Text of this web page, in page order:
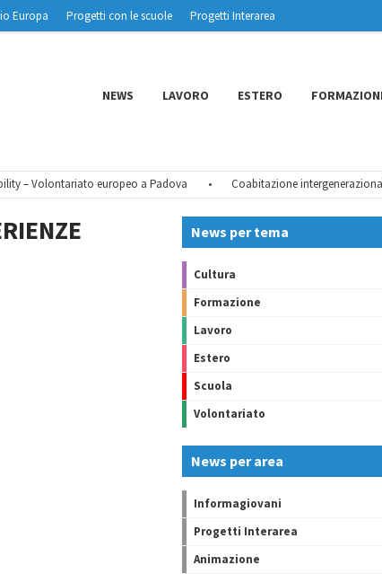
Europa Progetti con le scuole
Progetti Interarea
NEWS LAVORO ESTERO
– Volontariato europeo a Padova Coabitazione
News per tema
Cultura
Formazione
Lavoro
Estero
Scuola
Volontariato
News per area
Informagiovani
Progetti Interarea
Animazione